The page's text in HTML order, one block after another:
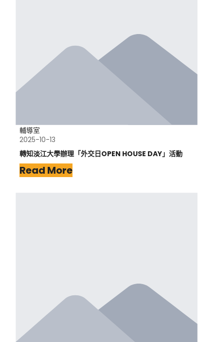
輔導室
2025-10-13
轉知淡江大學辦理「外交日OPEN HOUSE DAY」活動
Read More